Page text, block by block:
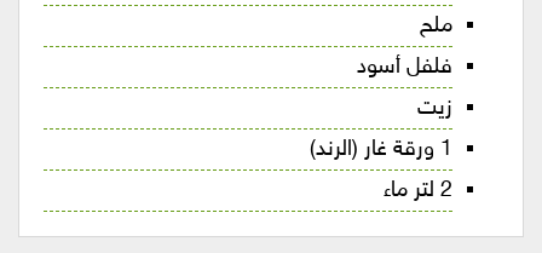
ملح
فلفل أسود
زيت
1 ورقة غار (الرند)
2 لتر ماء